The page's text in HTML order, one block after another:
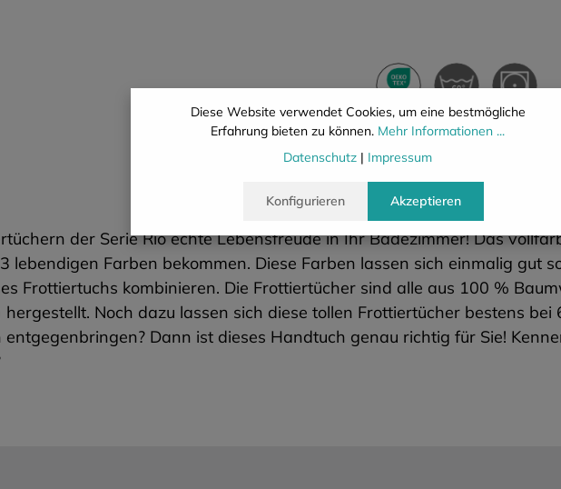
Beschreibung Eigenschaften
der Serie Rio echte Lebensfreude in Ihr Badezimmer! Das
lebendigen Farben bekommen. Diese Farben lassen sich einmalig gut
Frottiertuchs kombinieren. Die Frottiertücher sind alle aus 100 %
Noch dazu lassen sich diese tollen Frottiertücher bestens
entgegenbringen? Dann ist dieses Handtuch genau richtig für Sie!
Diese Website verwendet Cookies, um eine bestmögliche
Erfahrung bieten zu können. Mehr Informationen ...
Datenschutz | Impressum
Konfigurieren Akzeptieren